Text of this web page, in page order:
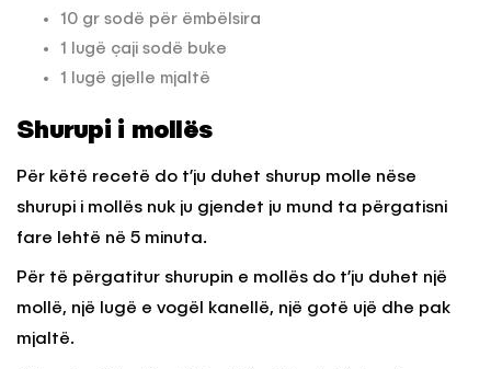
10 gr sodë për ëmbëlsira
1 lugë çaji sodë buke
1 lugë gjelle mjaltë
Shurupi i mollës
Për këtë recetë do t’ju duhet shurup molle nëse
shurupi i mollës nuk ju gjendet ju mund ta përgatisni
fare lehtë në 5 minuta.
Për të përgatitur shurupin e mollës do t’ju duhet një
mollë, një lugë e vogël kanellë, një gotë ujë dhe pak
mjaltë.